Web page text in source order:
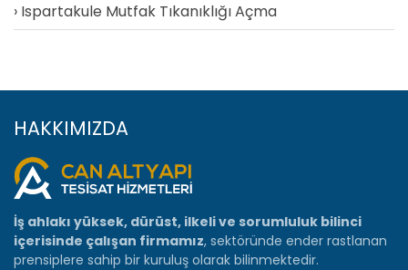
Ispartakule Mutfak Tıkanıklığı Açma
HAKKIMIZDA
İş ahlakı yüksek, dürüst, ilkeli ve sorumluluk bilinci
içerisinde çalışan firmamız, sektöründe ender rastlanan
prensiplere sahip bir kuruluş olarak bilinmektedir.